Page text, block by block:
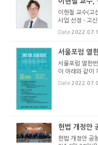
이현철 교수(고
사업 선정 - 고
부 사업 수주
한국연구재단(
Date
서울포럼 열
서울포럼 열한
이 아래와 같이
10시-오후 4시
시 종로구 통
Date
헌법 개정안
헌법 개정안 공